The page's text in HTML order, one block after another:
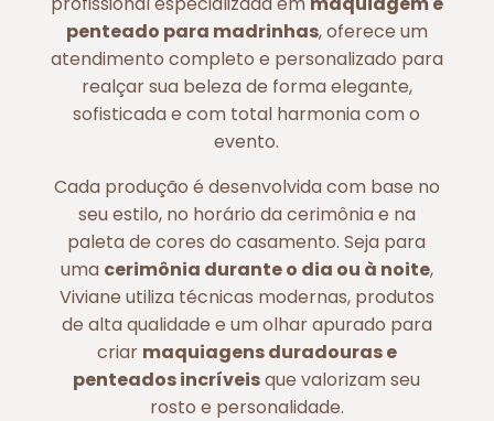
penteado para madrinhas, oferece um
atendimento completo e personalizado para
realçar sua beleza de forma elegante,
sofisticada e com total harmonia com o
evento.
Cada produção é desenvolvida com base no
seu estilo, no horário da cerimônia e na
paleta de cores do casamento. Seja para
uma cerimônia durante o dia ou à noite,
Viviane utiliza técnicas modernas, produtos
de alta qualidade e um olhar apurado para
criar maquiagens duradouras e
penteados incríveisque valorizam seu
rosto e personalidade.